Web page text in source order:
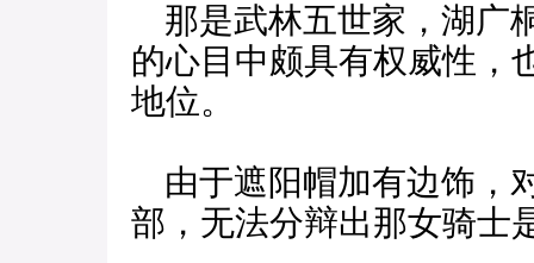
那是武林五世家，湖广
的心目中颇具有权威性，
地位。
由于遮阳帽加有边饰，
部，无法分辩出那女骑士